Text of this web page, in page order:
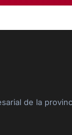
de la